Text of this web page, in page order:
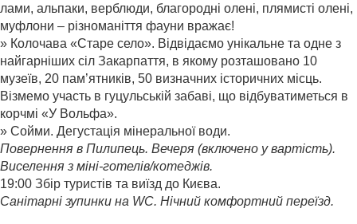
лами, альпаки, верблюди, благородні олені, плямисті олені,
муфлони – різноманіття фауни вражає!
» Колочава «Старе село». Відвідаємо унікальне та одне з
найгарніших сіл Закарпаття, в якому розташовано 10
музеїв, 20 пам’ятників, 50 визначних історичних місць.
Візмемо участь в гуцульській забаві, що відбуватиметься в
корчмі «У Вольфа».
» Сойми. Дегустація мінеральної води.
Повернення в Пилипець. Вечеря (включено у вартість).
Виселення з міні-готелів/котеджів.
19:00 Збір туристів та виїзд до Києва.
Санітарні зупинки на WC. Нічний комфортний переїзд.